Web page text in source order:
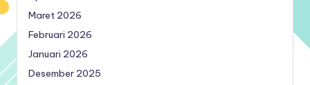
Maret 2026
Februari 2026
Januari 2026
Desember 2025